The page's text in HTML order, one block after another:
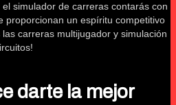
simulador de carreras contarás con
proporcionan un espíritu competitivo
carreras multijugador y simulación
darte la mejor